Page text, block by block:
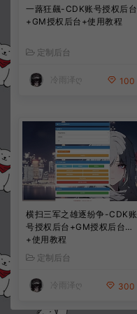
一蕗狂飆-CDK账号授权后台
+GM授权后台+使用教程
定制后台
冷雨泽ღ 100
横扫三军之雄逐纷争-CDK账
号授权后台+GM授权后台
+使用教程
定制后台
冷雨泽ღ 300